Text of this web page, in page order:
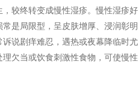
较终转变成慢性湿疹。慢性湿疹
是局限型，呈皮肤增厚、浸润彰
说剧痒难忍，遇热或夜幕降临时
理欠当或饮食刺激性食物，可使慢